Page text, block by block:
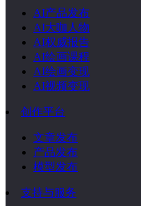
AI产品发布
AI大咖人物
AI权威报告
AI绘画课程
AI绘画变现
AI视频变现
创作平台
文章发布
产品发布
模型发布
支持与服务